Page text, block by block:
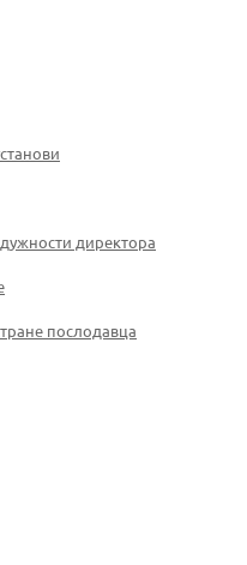
директора
послодавца